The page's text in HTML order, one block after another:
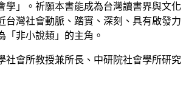
學」。祈願本書能成為台灣讀書界與文化
台灣社會動脈、踏實、深刻、具有啟發力
「非小說類」的主角。
社會所教授兼所長、中研院社會學所研究